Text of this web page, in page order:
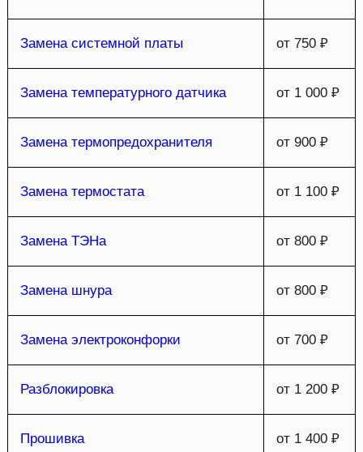
Замена системной платы от 750 ₽
Замена температурного датчика от 1 000 ₽
Замена термопредохранителя от 900 ₽
Замена термостата от 1 100 ₽
Замена ТЭНа от 800 ₽
Замена шнура от 800 ₽
Замена электроконфорки от 700 ₽
Разблокировка от 1 200 ₽
Прошивка от 1 400 ₽